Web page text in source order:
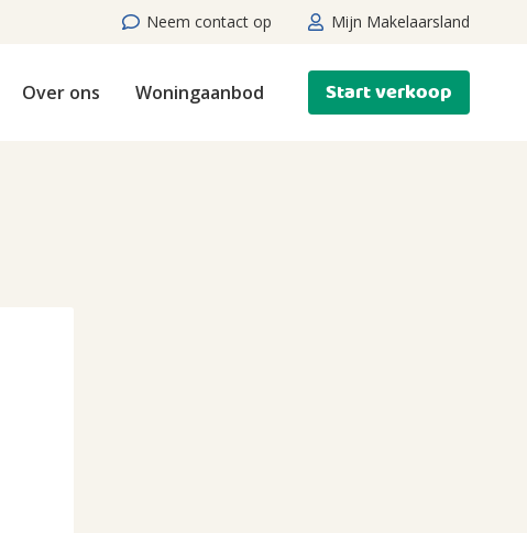
Neem contact op Mijn Makelaarsland
Over ons Woningaanbod Start verkoop